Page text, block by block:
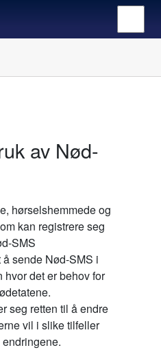
av Nød-
hørselshemmede og
kan registrere seg
SMS
sende Nød-SMS i
hvor det er behov for
seg retten til å endre
vil i slike tilfeller